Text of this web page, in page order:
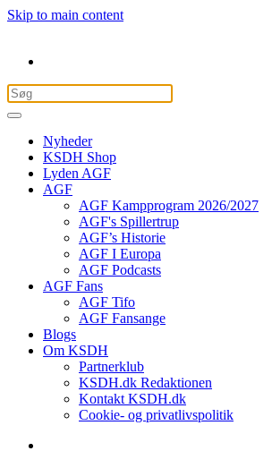
Skip to main content
Nyheder
KSDH Shop
Lyden AGF
AGF
AGF Kampprogram 2026/2027
AGF's Spillertrup
AGF’s Historie
AGF I Europa
AGF Podcasts
AGF Fans
AGF Tifo
AGF Fansange
Blogs
Om KSDH
Partnerklub
KSDH.dk Redaktionen
Kontakt KSDH.dk
Cookie- og privatlivspolitik